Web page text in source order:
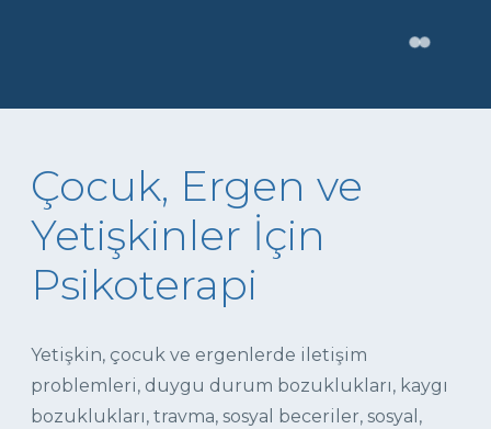
Çocuk, Ergen ve
Yetişkinler İçin
Psikoterapi
Yetişkin, çocuk ve ergenlerde iletişim
problemleri, duygu durum bozuklukları, kaygı
bozuklukları, travma, sosyal beceriler, sosyal,